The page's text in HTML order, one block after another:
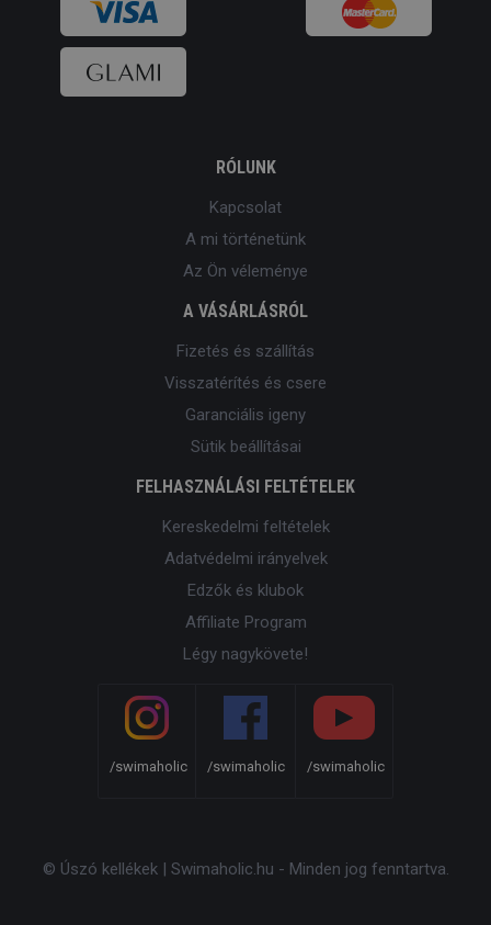
RÓLUNK
Kapcsolat
A mi történetünk
Az Ön véleménye
A VÁSÁRLÁSRÓL
Fizetés és szállítás
Visszatérítés és csere
Garanciális igeny
Sütik beállításai
FELHASZNÁLÁSI FELTÉTELEK
Kereskedelmi feltételek
Adatvédelmi irányelvek
Edzők és klubok
Affiliate Program
Légy nagykövete!
/swimaholic /swimaholic /swimaholic
© Úszó kellékek | Swimaholic.hu - Minden jog fenntartva.